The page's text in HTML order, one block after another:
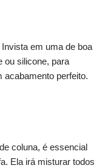
em uma de boa
ou silicone, para
acabamento perfeito.
coluna, é essencial
Ela irá misturar todos